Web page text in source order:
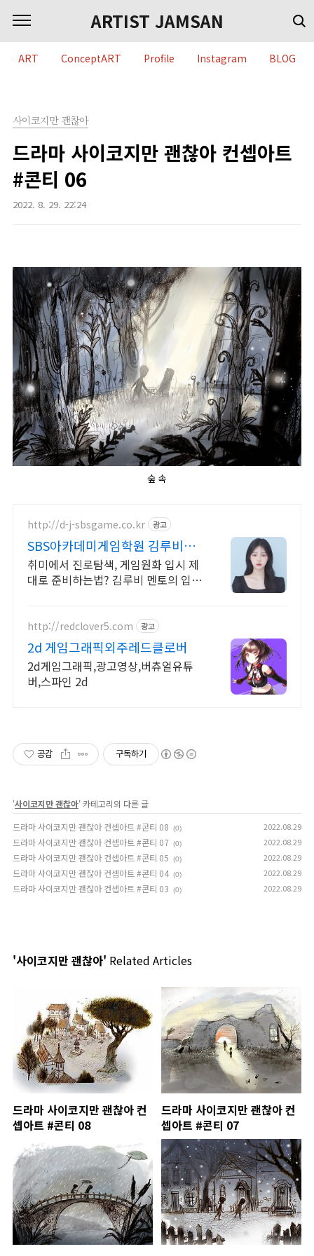
ARTIST JAMSAN
ART ConceptART Profile Instagram BLOG
사이코지만 괜찮아
드라마 사이코지만 괜찮아 컨셉아트
#콘티 06
2022. 8. 29. 22:24
숲 속
http://d-j-sbsgame.co.kr 광고
SBS아카데미게임학원 김루비
6~7등급도 명문대가 가능?
취미에서 진로탐색, 게임원화 입시 제
대로 준비하는법? 김루비 멘토의 입시
http://redclover5.com 광고
2d 게임그래픽외주레드클로버
2d게임그래픽,광고영상,버츄얼유튜
버,스파인 2d
공감 구독하기
'사이코지만 괜찮아' 카테고리의 다른 글
드라마 사이코지만 괜찮아 컨셉아트 #콘티 08
(0) 2022.08.29
드라마 사이코지만 괜찮아 컨셉아트 #콘티 07 (0) 2022.08.29
드라마 사이코지만 괜찮아 컨셉아트 #콘티 05 (0) 2022.08.29
드라마 사이코지만 괜찮아 컨셉아트 #콘티 04 (0) 2022.08.29
드라마 사이코지만 괜찮아 컨셉아트 #콘티 03 (0) 2022.08.29
'사이코지만 괜찮아' Related Articles
드라마 사이코지만 괜찮아 컨
셉아트 #콘티 08
드라마 사이코지만 괜찮아 컨
셉아트 #콘티 07